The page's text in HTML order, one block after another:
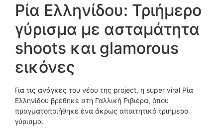
Ρία Ελληνίδου: Τριήμερο
γύρισμα με ασταμάτητα
shoots και glamorous
εικόνες
Για τις ανάγκες του νέου της project, η super viral Ρία
Ελληνίδου βρέθηκε στη Γαλλική Ριβιέρα, όπου
πραγματοποιήθηκε ένα άκρως απαιτητικό τριήμερο
γύρισμα.